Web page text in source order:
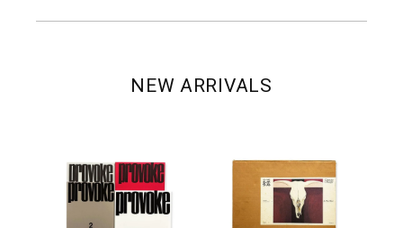
NEW ARRIVALS